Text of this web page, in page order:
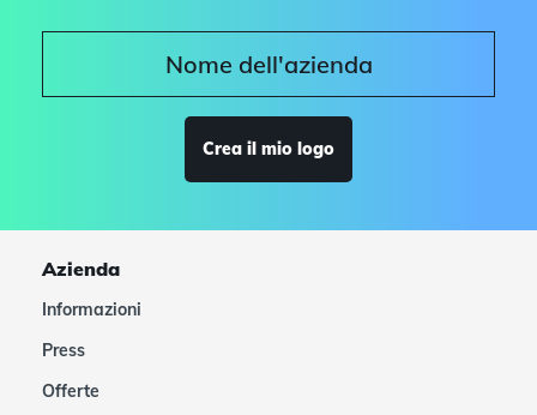
Crea il mio logo
Azienda
Informazioni
Press
Offerte